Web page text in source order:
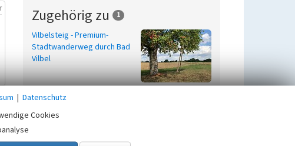
Zugehörig zu 1
Vilbelsteig - Premium-
Stadtwanderweg durch Bad
Vilbel
| Datenschutz
Cookies